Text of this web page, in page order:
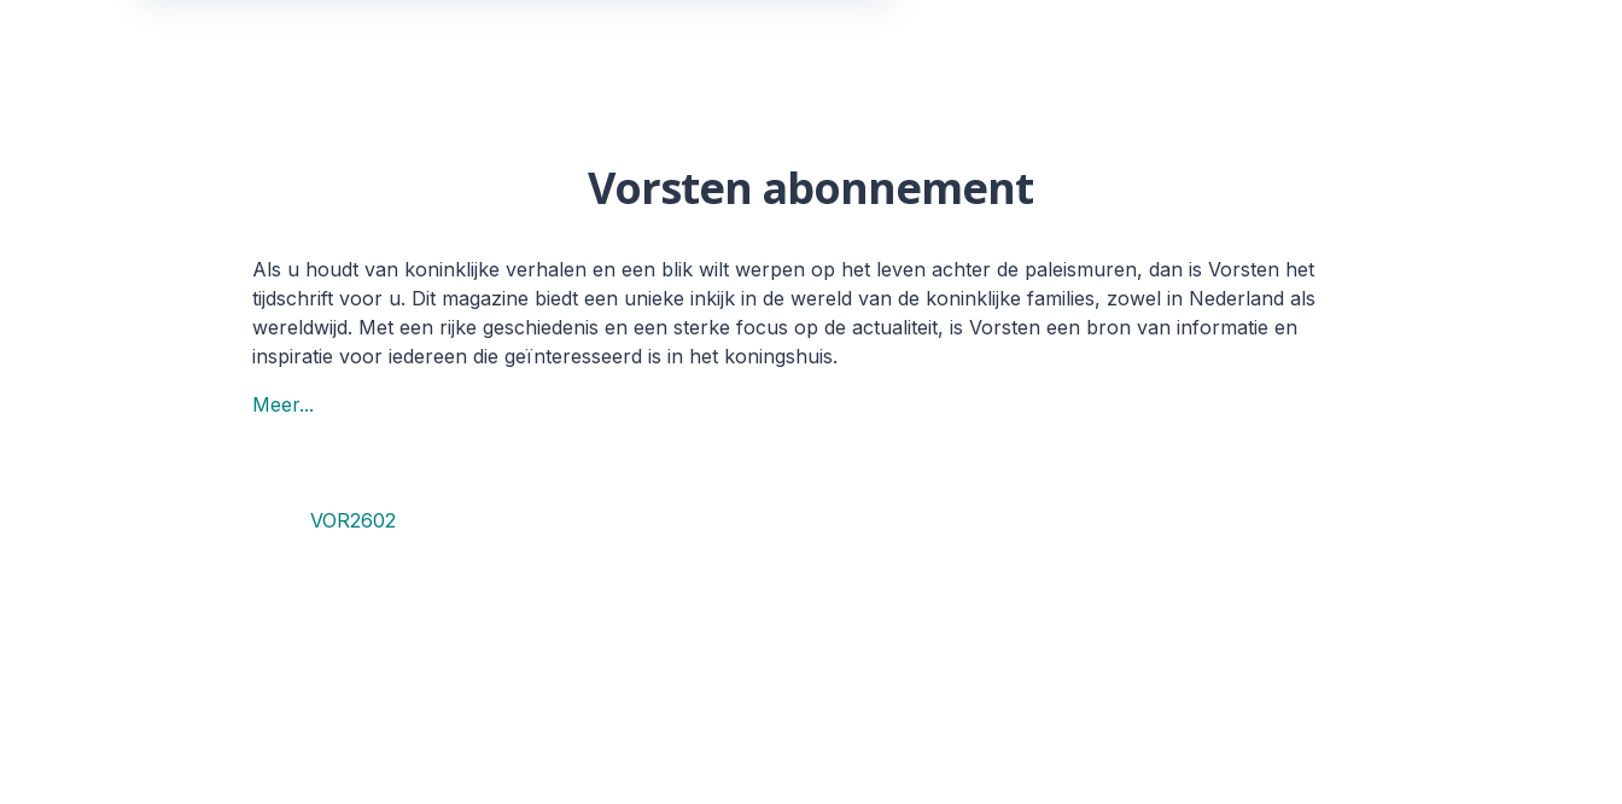
Vorsten abonnement
Als u houdt van koninklijke verhalen en een blik wilt werpen op het leven achter de paleismuren, dan is Vorsten het
tijdschrift voor u. Dit magazine biedt een unieke inkijk in de wereld van de koninklijke families, zowel in Nederland als
wereldwijd. Met een rijke geschiedenis en een sterke focus op de actualiteit, is Vorsten een bron van informatie en
inspiratie voor iedereen die geïnteresseerd is in het koningshuis.
Meer...
VOR2602